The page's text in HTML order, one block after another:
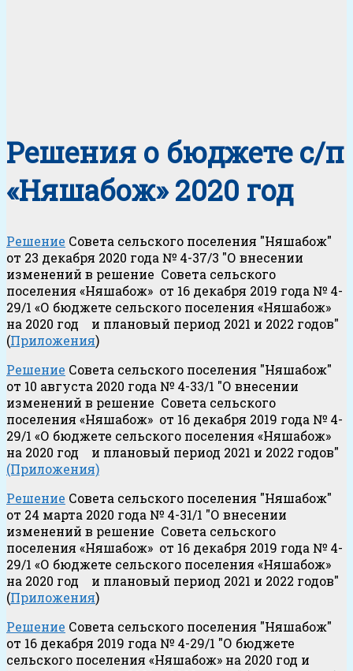
Решения о бюджете с/п
«Няшабож» 2020 год
Решение Совета сельского поселения "Няшабож"
от 23 декабря 2020 года № 4-37/3 "О внесении
изменений в решение Совета сельского
поселения «Няшабож» от 16 декабря 2019 года № 4-
29/1 «О бюджете сельского поселения «Няшабож»
на 2020 год и плановый период 2021 и 2022 годов"
(Приложения)
Решение Совета сельского поселения "Няшабож"
от 10 августа 2020 года № 4-33/1 "О внесении
изменений в решение Совета сельского
поселения «Няшабож» от 16 декабря 2019 года № 4-
29/1 «О бюджете сельского поселения «Няшабож»
на 2020 год и плановый период 2021 и 2022 годов"
(Приложения)
Решение Совета сельского поселения "Няшабож"
от 24 марта 2020 года № 4-31/1 "О внесении
изменений в решение Совета сельского
поселения «Няшабож» от 16 декабря 2019 года № 4-
29/1 «О бюджете сельского поселения «Няшабож»
на 2020 год и плановый период 2021 и 2022 годов"
(Приложения)
Решение Совета сельского поселения "Няшабож"
от 16 декабря 2019 года № 4-29/1 "О бюджете
сельского поселения «Няшабож» на 2020 год и